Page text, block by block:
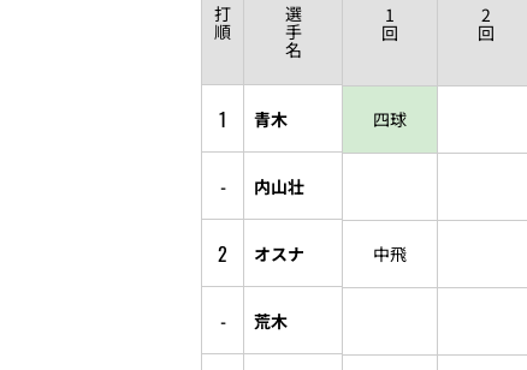
打
順
選
手
名
1
回
2
回
1 青木 四球
- 内山壮
2 オスナ 中飛
- 荒木